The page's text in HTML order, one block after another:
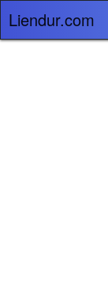
Liendur.com